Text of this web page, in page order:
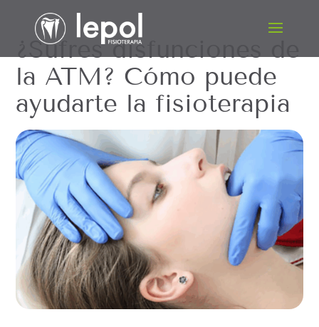
¿Sufres disfunciones de
la ATM? Cómo puede
ayudarte la fisioterapia